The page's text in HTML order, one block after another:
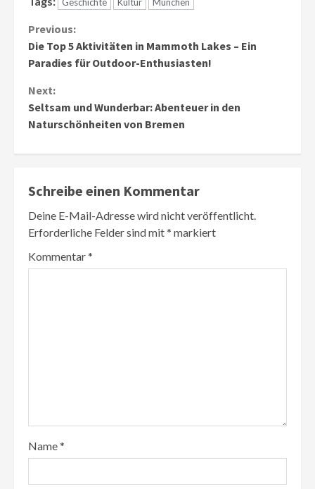
Continue
Reading
Previous:
Die Top 5 Aktivitäten in Mammoth Lakes – Ein
Paradies für Outdoor-Enthusiasten!
Next:
Seltsam und Wunderbar: Abenteuer in den
Naturschönheiten von Bremen
Schreibe einen Kommentar
Deine E-Mail-Adresse wird nicht veröffentlicht.
Erforderliche Felder sind mit* markiert
Kommentar*
Name*